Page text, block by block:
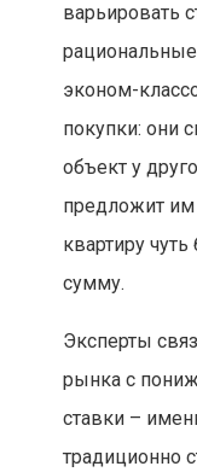
варьировать
эконом-
покупки: они
объект у
предложит
квартиру
сумму.
Эксперты
рынка с
ставки –
традиционно